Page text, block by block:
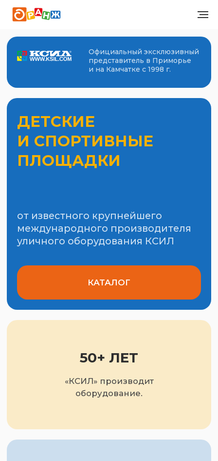
ДЕТСКИЕ
И СПОРТИВНЫЕ
ПЛОЩАДКИ
Официальный эксклюзивный
и на Камчатке с 1998 г.
от известного крупнейшего
международного производителя
оборудование.
Компания «ОРАНЖ» является
официальным дистрибьютором «КСИЛ»